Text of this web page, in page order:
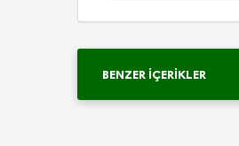
BENZER İÇERIKLER